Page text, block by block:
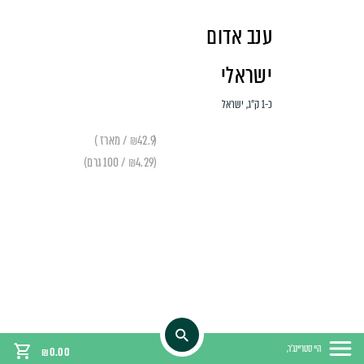
ענב אדום
ישראלי
כ-1 ק״ג, ישראל
(₪42.9 / מארז )
(₪4.29 / 100 גרם)
היי סטריינג'ר, ₪0.00